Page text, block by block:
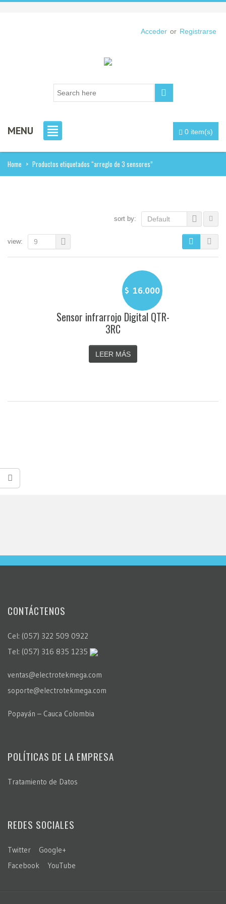
Acceder or Registrarse
MENU 0 item(s)
Home > Productos etiquetados “arreglo de 3 sensores”
sort by: Default
view: 9
$ 16.000
Sensor infrarrojo Digital QTR-
3RC
LEER MÁS
CONTÁCTENOS
Cel: (057) 322 509 0922
Tel: (057) 316 835 1235
ventas@electrotekmega.com
soporte@electrotekmega.com
Popayán – Cauca Colombia
POLÍTICAS DE LA EMPRESA
Tratamiento de Datos
REDES SOCIALES
Twitter
Google+
Facebook
YouTube